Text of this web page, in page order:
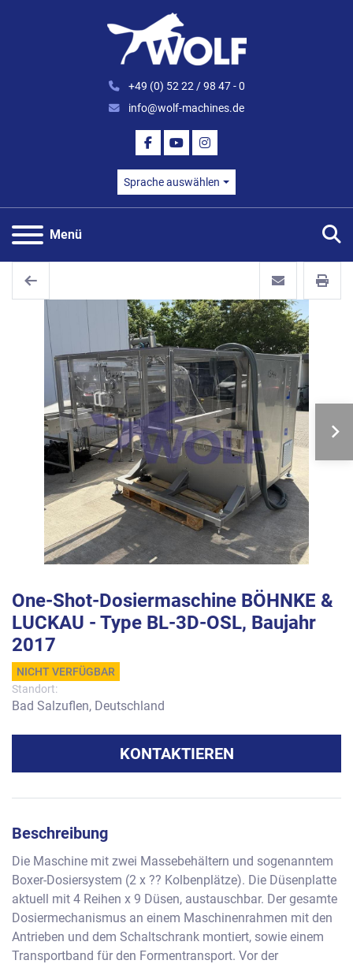
+49 (0) 52 22 / 98 47 - 0
info@wolf-machines.de
FACEBOOK
YOUTUBEINSTAGRAM
Sprache auswählen
Menü
One-Shot-Dosiermaschine BÖHNKE &
LUCKAU - Type BL-3D-OSL, Baujahr
2017
NICHT VERFÜGBAR
Standort:
Bad Salzuflen, Deutschland
KONTAKTIEREN
Beschreibung
Die Maschine mit zwei Massebehältern und sogenanntem
Boxer-Dosiersystem (2 x ?? Kolbenplätze). Die Düsenplatte
aktuell mit 4 Reihen x 9 Düsen, austauschbar. Der gesamte
Dosiermechanismus an einem Maschinenrahmen mit den
Antrieben und dem Schaltschrank montiert, sowie einem
Transportband für den Formentransport. Vor der